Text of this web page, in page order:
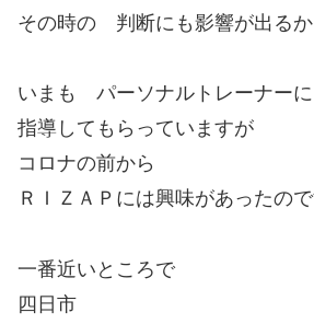
その時の 判断にも影響が出る
いまも パーソナルトレーナーに
指導してもらっていますが
コロナの前から
ＲＩＺＡＰには興味があったの
一番近いところで
四日市